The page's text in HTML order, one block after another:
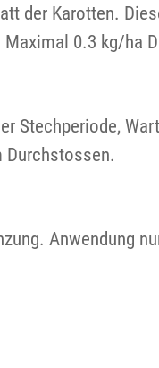
der Karotten.
0.3 kg/ha
Stechperiode,
Durchstossen.
Anwendung